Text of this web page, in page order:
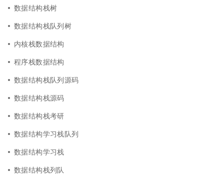
数据结构栈树
数据结构栈队列树
内核栈数据结构
程序栈数据结构
数据结构栈队列源码
数据结构栈源码
数据结构栈考研
数据结构学习栈队列
数据结构学习栈
数据结构栈列队